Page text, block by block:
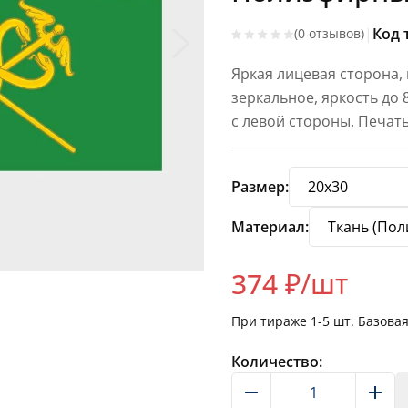
(0 отзывов) | Код
Яркая лицевая
зеркальное, яркость
с левой стороны.
Размер:
Материал:
374₽/шт
При тираже 1-5 шт.
Количество: